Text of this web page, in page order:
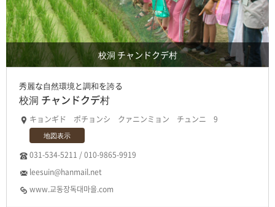
校洞 チャンドクデ村
秀麗な自然環境と調和を誇る
校洞 チャンドクデ村
キョンギド ポチョンシ クァニンミョン チュンニ 9
地図表示
031-534-5211 / 010-9865-9919
leesuin@hanmail.net
www.교동장독대마을.com